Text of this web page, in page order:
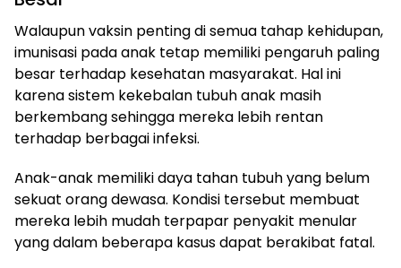
Walaupun vaksin penting di semua tahap kehidupan,
imunisasi pada anak tetap memiliki pengaruh paling
besar terhadap kesehatan masyarakat. Hal ini
karena sistem kekebalan tubuh anak masih
berkembang sehingga mereka lebih rentan
terhadap berbagai infeksi.
Anak-anak memiliki daya tahan tubuh yang belum
sekuat orang dewasa. Kondisi tersebut membuat
mereka lebih mudah terpapar penyakit menular
yang dalam beberapa kasus dapat berakibat fatal.